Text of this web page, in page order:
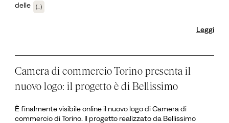
delle
(...)
Leggi
Camera di commercio Torino presenta il
nuovo logo: il progetto è di Bellissimo
È finalmente visibile online il nuovo logo di Camera di
commercio di Torino. Il progetto realizzato da Bellissimo